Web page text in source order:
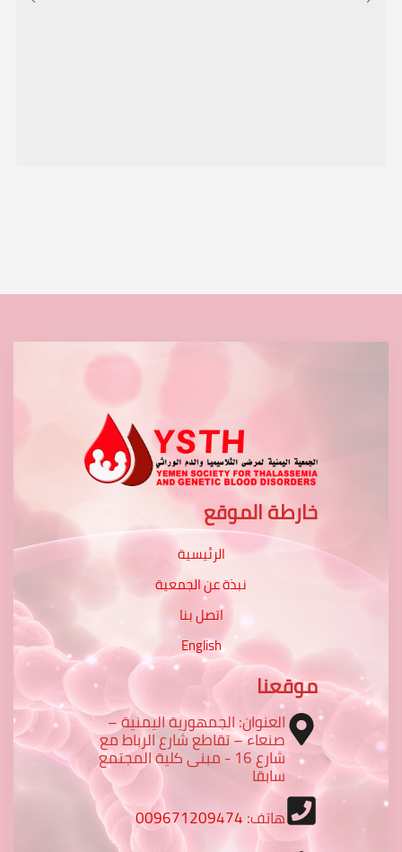
خارطة الموقع
الرئيسية
نبذة عن الجمعية
اتصل بنا
English
موقعنا
العنوان: الجمهورية اليمنية –
صنعاء – تقاطع شارع الرباط مع
شارع 16 - مبنى كلية المجتمع
سابقا
هاتف:009671209474